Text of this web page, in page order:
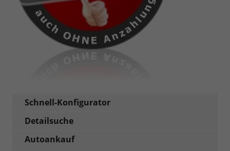
Schnell-Konfigurator
Detailsuche
Autoankauf